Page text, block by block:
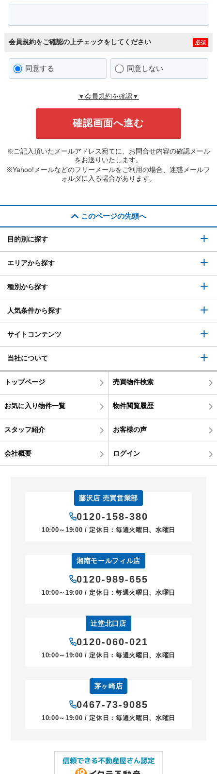
会員規約をご確認の上チェックをしてください 必須
同意する 同意しない
▼会員規約を確認▼
※ご記入頂いたメールアドレス宛てに、お問合せ内容の確認メール
をお送りいたします。
※Yahoo!メールなどのフリーメールをご利用の場合、迷惑メールフ
ォルダに入る場合があります。
このページの先頭へ
目的別に探す
エリアから探す
種別から探す
人気条件から探す
サイトコンテンツ
当社について
トップページ 売買物件検索
お気に入り物件一覧 物件閲覧履歴
スタッフ紹介 お客様の声
会社概要 ログイン
藤沢店 売買営業部
0120-158-380
10:00～19:00 / 定休日：毎週火曜日、水曜日
湘南モールフィル店
0120-989-655
10:00～19:00 / 定休日：毎週火曜日、水曜日
辻堂北口店
0120-060-021
10:00～19:00 / 定休日：毎週火曜日、水曜日
茅ヶ崎店
0467-73-9085
10:00～19:00 / 定休日：毎週火曜日、水曜日